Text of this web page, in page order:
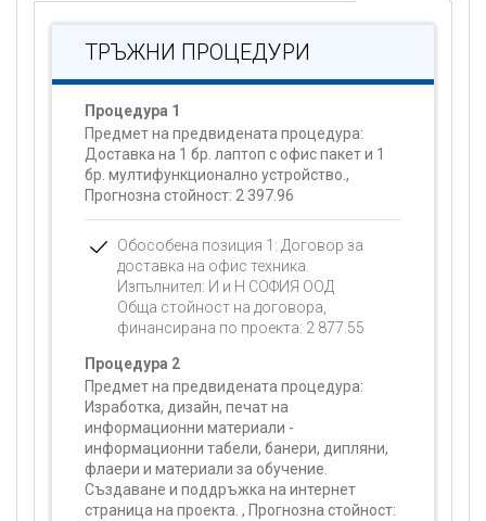
ТРЪЖНИ ПРОЦЕДУРИ
Процедура 1
Предмет на предвидената процедура:
Доставка на 1 бр. лаптоп с офис пакет и 1
бр. мултифункционално устройство.,
Прогнозна стойност: 2 397.96
Обособена позиция 1: Договор за
доставка на офис техника.
Изпълнител: И и Н СОФИЯ ООД
Обща стойност на договора,
финансирана по проекта: 2 877.55
Процедура 2
Предмет на предвидената процедура:
Изработка, дизайн, печат на
информационни материали -
информационни табели, банери, дипляни,
флаери и материали за обучение.
Създаване и поддръжка на интернет
страница на проекта. , Прогнозна стойност: